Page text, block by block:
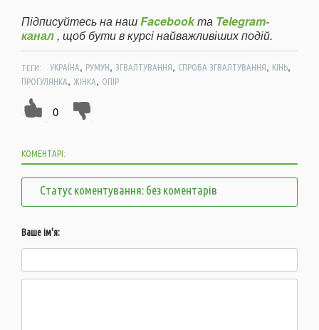
Підписуйтесь на нашFacebookта Telegram-
канал, щоб бути в курсі найважливіших подій.
ТЕГИ: УКРАЇНА, РУМУН, ЗГВАЛТУВАННЯ, СПРОБА ЗГВАЛТУВАННЯ, КІНЬ,
ПРОГУЛЯНКА, ЖІНКА, ОПІР
0
КОМЕНТАРІ:
Статус коментування: без коментарів
Ваше ім'я: